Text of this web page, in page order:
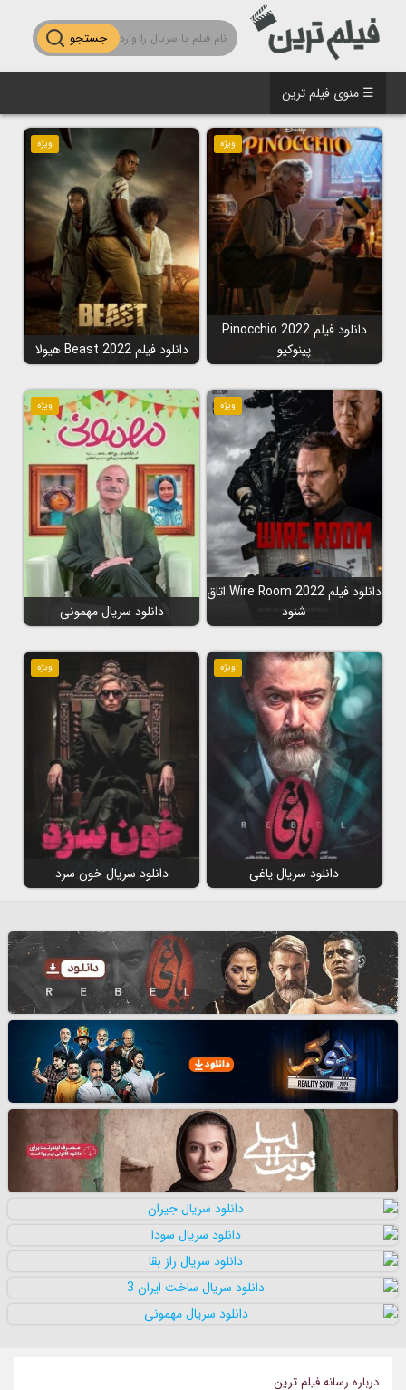
جستجو
☰ منوی فیلم ترین
ویژه
دانلود فیلم Pinocchio 2022
پینوکیو
ویژه
دانلود فیلم Beast 2022 هیولا
ویژه
دانلود فیلم Wire Room 2022 اتاق
شنود
ویژه
دانلود سریال مهمونی
ویژه
دانلود سریال یاغی
ویژه
دانلود سریال خون سرد
درباره رسانه فيلم ترين